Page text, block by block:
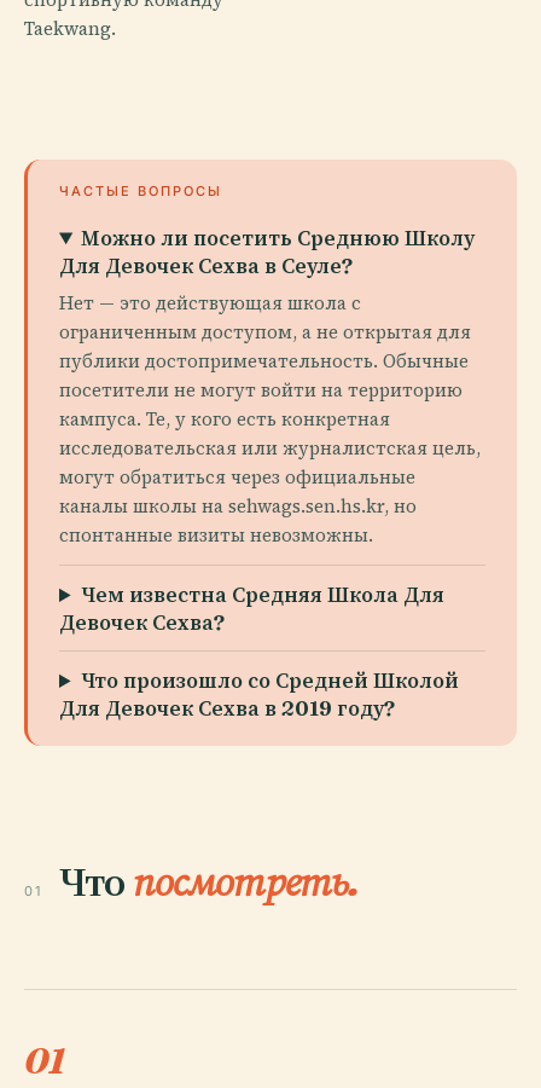
Taekwang.
ЧАСТЫЕ ВОПРОСЫ
Можно ли посетить Среднюю Школу
Для Девочек Сехва в Сеуле?
Нет — это действующая школа с
ограниченным доступом, а не открытая для
публики достопримечательность. Обычные
посетители не могут войти на территорию
кампуса. Те, у кого есть конкретная
исследовательская или журналистская цель,
могут обратиться через официальные
каналы школы на sehwags.sen.hs.kr, но
спонтанные визиты невозможны.
Чем известна Средняя Школа Для
Девочек Сехва?
Что произошло со Средней Школой
Для Девочек Сехва в 2019 году?
01 Чтопосмотреть.
01